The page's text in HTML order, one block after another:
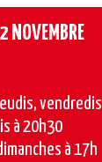
NOVEMBRE
vendredis
à 20h30
à 17h